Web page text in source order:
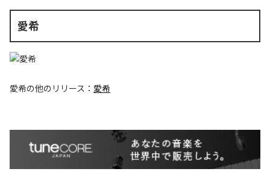
愛希
愛希の他のリリース： 愛希